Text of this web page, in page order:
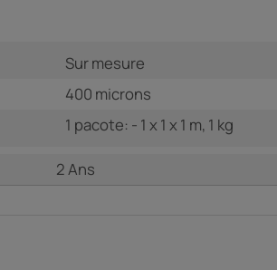
Sur mesure
400 microns
1 pacote: - 1 x 1 x 1 m, 1 kg
2 Ans